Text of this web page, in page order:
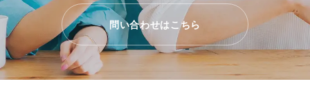
問い合わせはこちら